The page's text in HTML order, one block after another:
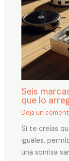
Seis
que lo
Deja un
Si te creías
iguales,
una sonrisa